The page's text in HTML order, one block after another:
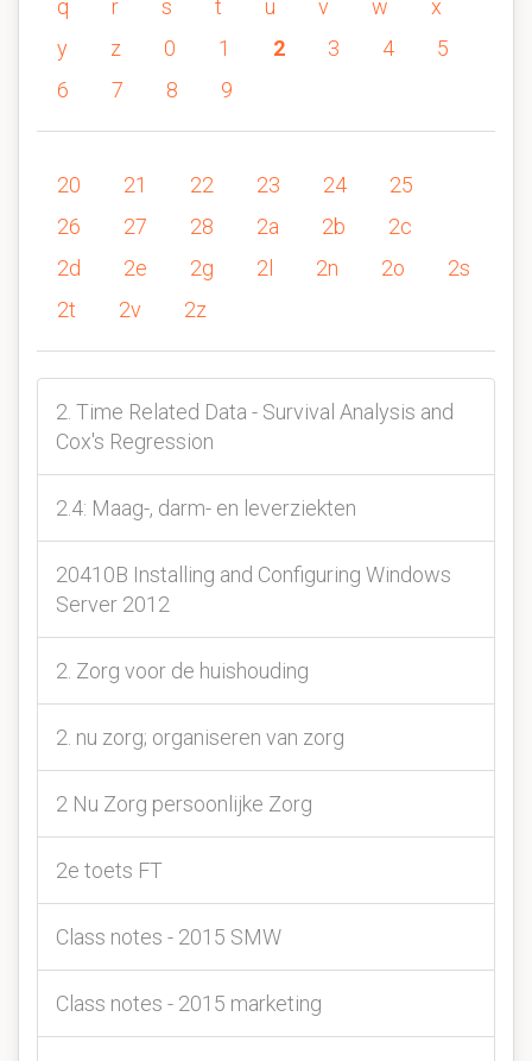
q
r s t u v w
x
y
z 0 1 2 3 4
5
6
7 8 9
20 21 22 23 24
25
26
27 28 2a 2b
2c
2d
2e 2g 2l 2n 2o
2s
2t
2v 2z
2. Time Related Data - Survival Analysis and
Cox's Regression
2.4: Maag-, darm- en leverziekten
20410B Installing and Configuring Windows
Server 2012
2. Zorg voor de huishouding
2. nu zorg; organiseren van zorg
2 Nu Zorg persoonlijke Zorg
2e toets FT
Class notes - 2015 SMW
Class notes - 2015 marketing